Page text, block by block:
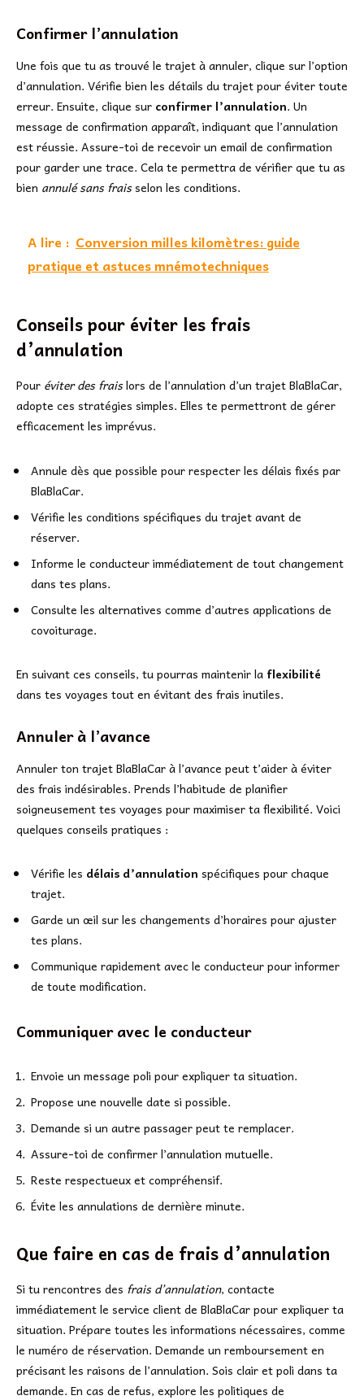
Confirmer l’annulation
Une fois que tu as trouvé le trajet à annuler, clique sur l’option
d’annulation. Vérifie bien les détails du trajet pour éviter toute
erreur. Ensuite, clique sur confirmer l’annulation. Un
message de confirmation apparaît, indiquant que l’annulation
est réussie. Assure-toi de recevoir un email de confirmation
pour garder une trace. Cela te permettra de vérifier que tu as
bien annulé sans fraisselon les conditions.
A lire : Conversion milles kilomètres: guide
pratique et astuces mnémotechniques
Conseils pour éviter les frais
d’annulation
Pour éviter des fraislors de l’annulation d’un trajet BlaBlaCar,
adopte ces stratégies simples. Elles te permettront de gérer
efficacement les imprévus.
Annule dès que possible pour respecter les délais fixés par
BlaBlaCar.
Vérifie les conditions spécifiques du trajet avant de
réserver.
Informe le conducteur immédiatement de tout changement
dans tes plans.
Consulte les alternatives comme d’autres applications de
covoiturage.
En suivant ces conseils, tu pourras maintenir la flexibilité
dans tes voyages tout en évitant des frais inutiles.
Annuler à l’avance
Annuler ton trajet BlaBlaCar à l’avance peut t’aider à éviter
des frais indésirables. Prends l’habitude de planifier
soigneusement tes voyages pour maximiser ta flexibilité. Voici
quelques conseils pratiques :
Vérifie les délais d’annulation spécifiques pour chaque
trajet.
Garde un œil sur les changements d’horaires pour ajuster
tes plans.
Communique rapidement avec le conducteur pour informer
de toute modification.
Communiquer avec le conducteur
Envoie un message poli pour expliquer ta situation.
Propose une nouvelle date si possible.
Demande si un autre passager peut te remplacer.
Assure-toi de confirmer l’annulation mutuelle.
Reste respectueux et compréhensif.
Évite les annulations de dernière minute.
Que faire en cas de frais d’annulation
Si tu rencontres des frais d’annulation, contacte
immédiatement le service client de BlaBlaCar pour expliquer ta
situation. Prépare toutes les informations nécessaires, comme
le numéro de réservation. Demande un remboursement en
précisant les raisons de l’annulation. Sois clair et poli dans ta
demande. En cas de refus, explore les politiques de